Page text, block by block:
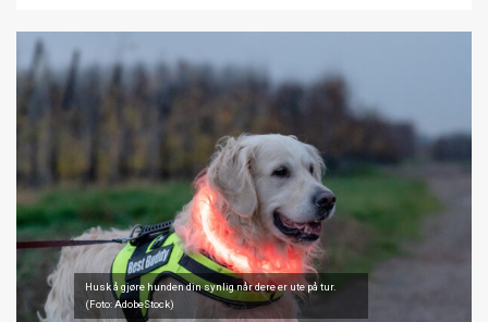
Husk å gjøre hunden din synlig når dere er ute på tur.
(Foto: AdobeStock)